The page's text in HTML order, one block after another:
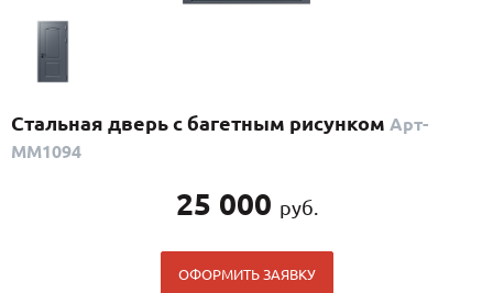
(29)
ПО НАЗНАЧЕНИЮ
ПО КОНСТРУКЦИИ
Стальная дверь с багетным рисунком Арт-
ММ1094
25 000 руб.
ОФОРМИТЬ ЗАЯВКУ